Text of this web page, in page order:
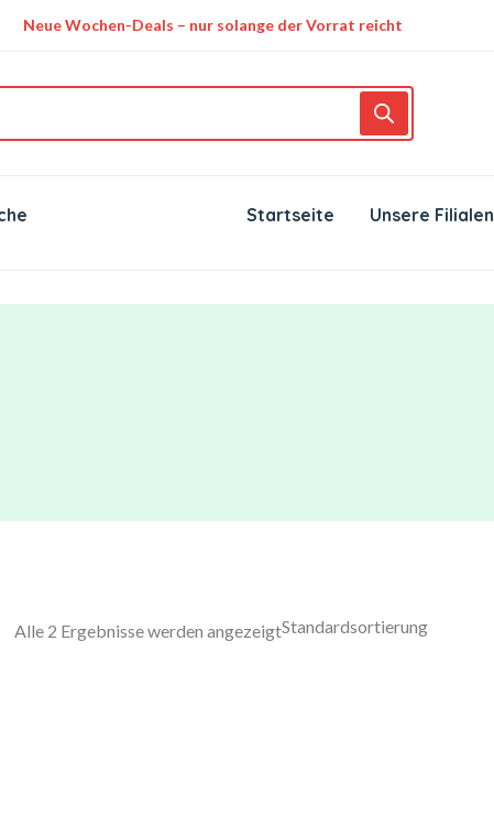
Neue Wochen-Deals – nur solange der Vorrat reicht
Startseite Unsere Filialen
Alle 2 Ergebnisse werden angezeigt